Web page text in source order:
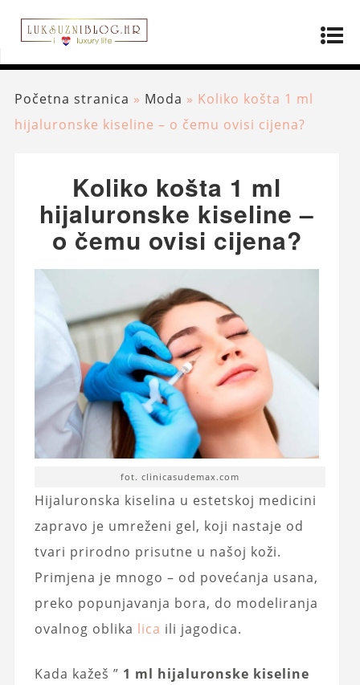
Početna stranica » Moda » Koliko košta 1 ml
hijaluronske kiseline – o čemu ovisi cijena?
Koliko košta 1 ml
hijaluronske kiseline –
o čemu ovisi cijena?
fot. clinicasudemax.com
Hijaluronska kiselina u estetskoj medicini
zapravo je umreženi gel, koji nastaje od
tvari prirodno prisutne u našoj koži.
Primjena je mnogo – od povećanja usana,
preko popunjavanja bora, do modeliranja
ovalnog oblika lica ili jagodica.
Kada kažeš ” 1 ml hijaluronske kiseline